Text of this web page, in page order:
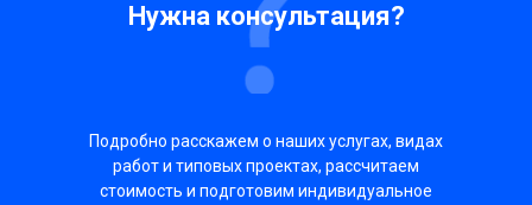
Нужна консультация?
Подробно расскажем о наших услугах, видах
работ и типовых проектах, рассчитаем
стоимость и подготовим индивидуальное